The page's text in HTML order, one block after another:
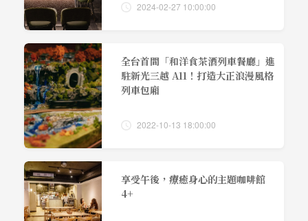
2024-02-27 10:00:00
全台首間「和洋食茶酒列車餐廳」進
駐新光三越 A11！打造大正浪漫風格
列車包廂
2022-10-13 18:00:00
享受午後，療癒身心的主題咖啡館
4+